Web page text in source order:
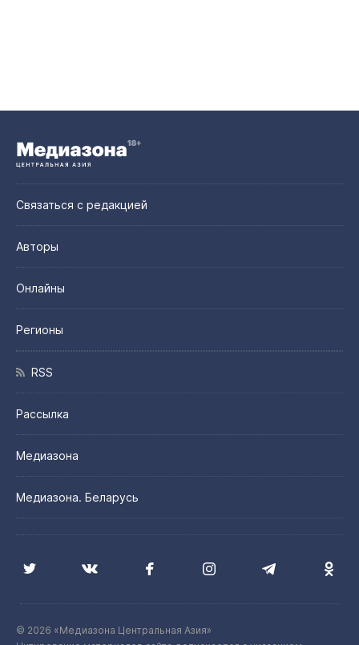
Связаться с редакцией
Авторы
Онлайны
Регионы
RSS
Рассылка
Медиазона
Медиазона. Беларусь
© 2026 «Медиазона Центральная Азия»